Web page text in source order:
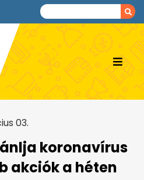
03.
koronavírus
akciók a héten